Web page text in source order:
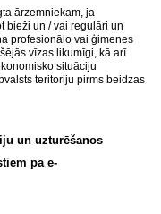
ārzemniekam, ja
bieži un / vai regulāri un
profesionālo vai ģimenes
vīzas likumīgi, kā arī
situāciju
teritoriju pirms beidzas
un uzturēšanos
pa e-